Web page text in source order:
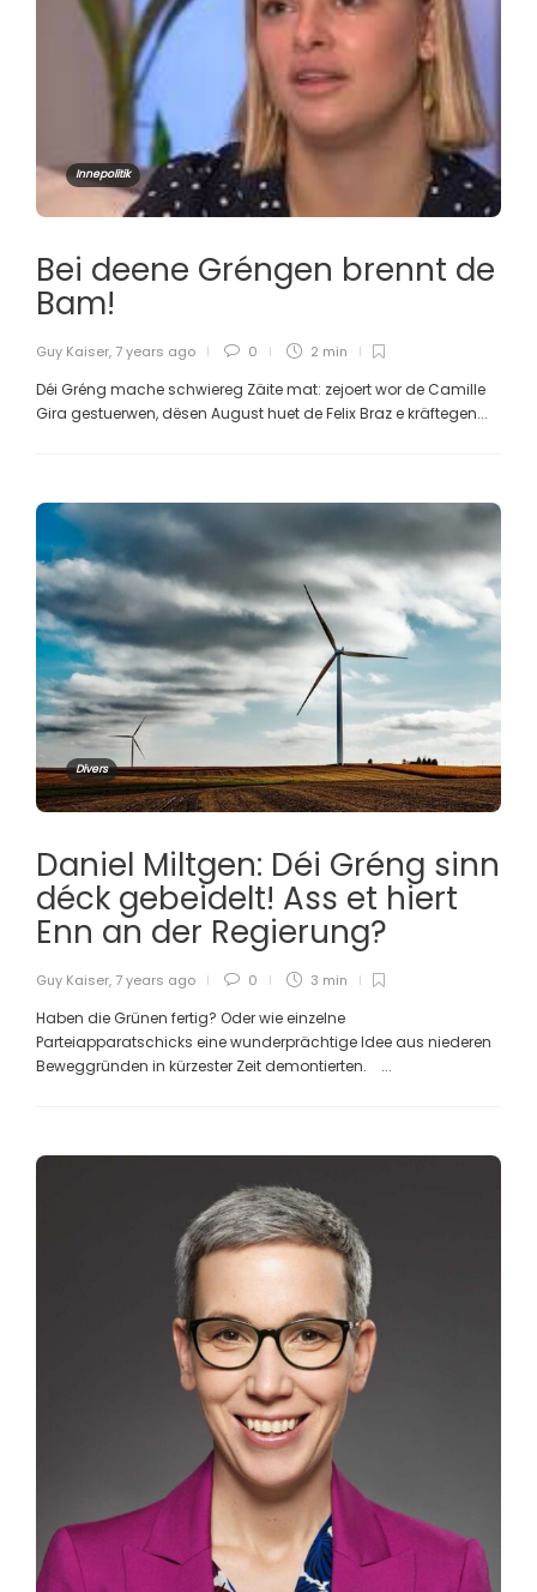
Innepolitik
Bei deene Gréngen brennt de
Bam!
Guy Kaiser, 7 years ago 0 2 min
Déi Gréng mache schwiereg Zäite mat: zejoert wor de Camille
Gira gestuerwen, dësen August huet de Felix Braz e kräftegen...
Divers
Daniel Miltgen: Déi Gréng sinn
déck gebeidelt! Ass et hiert
Enn an der Regierung?
Guy Kaiser, 7 years ago 0 3 min
Haben die Grünen fertig? Oder wie einzelne
Parteiapparatschicks eine wunderprächtige Idee aus niederen
Beweggründen in kürzester Zeit demontierten. ...